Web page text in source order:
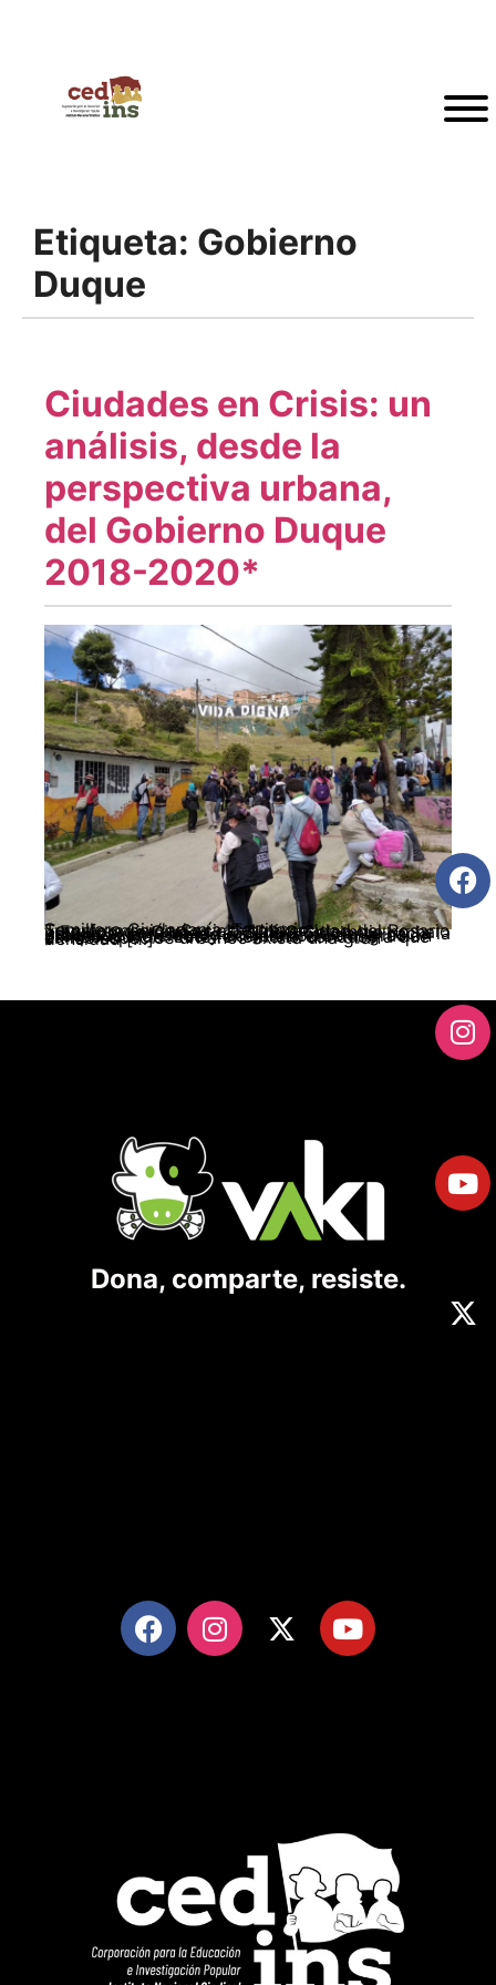
Etiqueta: Gobierno
Duque
Ciudades en Crisis: un
análisis, desde la
perspectiva urbana,
del Gobierno Duque
2018-2020*
Semillero Ciudadanía, Territorio y Transformación Social – Universidad del Rosario y Equipo de Ciudad – CEDINS Colombia no ha estado exenta de la tendencia creciente hacia la urbanización, debido en gran medida, a los procesos violentos y acelerados de migración campo ciudad. Este fenómeno conduce a que en los espacios urbanos exista una gran densidad […]
Dona, comparte, resiste.